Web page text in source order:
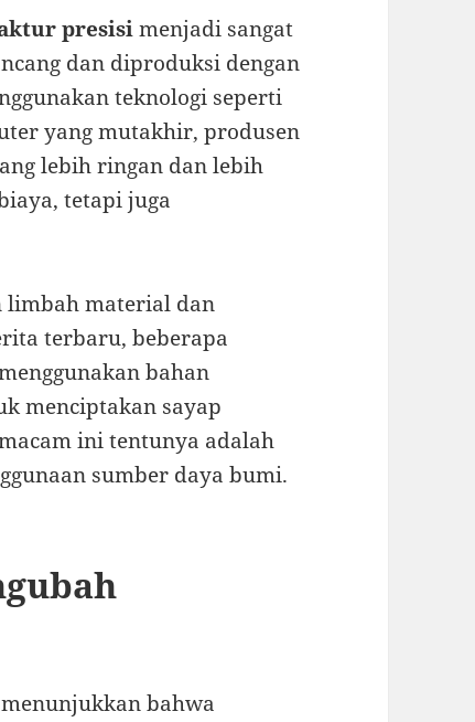
presisimenjadi sangat
dan diproduksi dengan
teknologi seperti
yang mutakhir, produsen
lebih ringan dan lebih
tetapi juga
limbah material dan
terbaru, beberapa
bahan
menciptakan sayap
ini tentunya adalah
sumber daya bumi.
bahwa